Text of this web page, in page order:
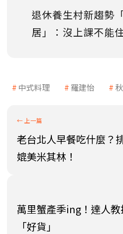
退休養生村新趨勢
居」：沒上課不能
中式料理 羅建怡
老台北人早餐吃什麼？
媲美米其林！
萬里蟹產季ing！達人
「好貨」